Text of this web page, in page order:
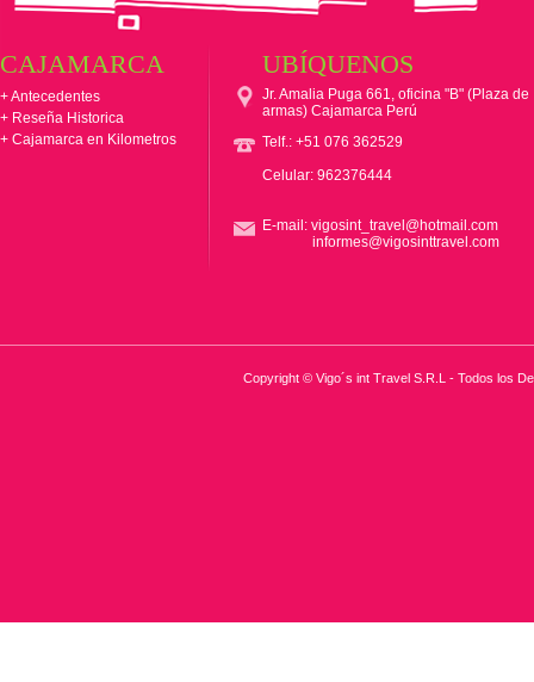
CAJAMARCA
+ Antecedentes
+ Reseña Historica
+ Cajamarca en Kilometros
UBÍQUENOS
Jr. Amalia Puga 661, oficina "B" (Plaza de
armas) Cajamarca Perú
Telf.: +51 076 362529
Celular: 962376444
E-mail: vigosint_travel@hotmail.com
informes@vigosinttravel.com
Copyright © Vigo´s int Travel S.R.L - Todos los